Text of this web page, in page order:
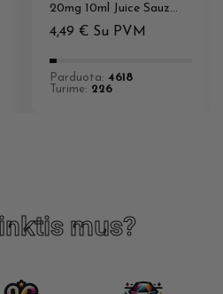
20mg 10ml Juice Sauz
Drifter
4,49 € Su PVM
Parduota: 4618
Turime: 226
mus?